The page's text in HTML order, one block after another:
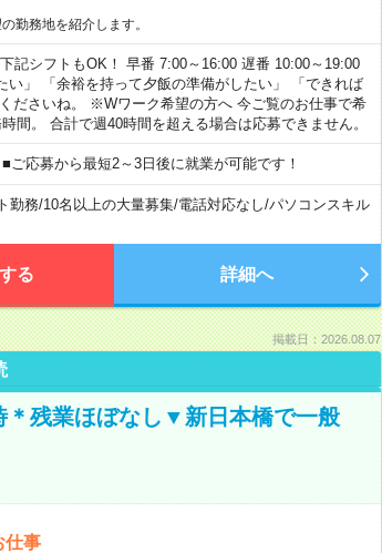
勤務地を紹介します。
記シフトもOK！ 早番 7:00～16:00 遅番 10:00～19:00
」 「余裕を持って夕飯の準備がしたい」 「できれば
ださいね。 ※Wワーク希望の方へ 今ご覧のお仕事で希
間。 合計で週40時間を超える場合は応募できません。
応募から最短2～3日後に就業が可能です！
勤務/10名以上の大量募集/電話対応なし/パソコンスキル
る 詳細へ
掲載日：2026.08.07
＊残業ほぼなし▼新日本橋で一般
仕事